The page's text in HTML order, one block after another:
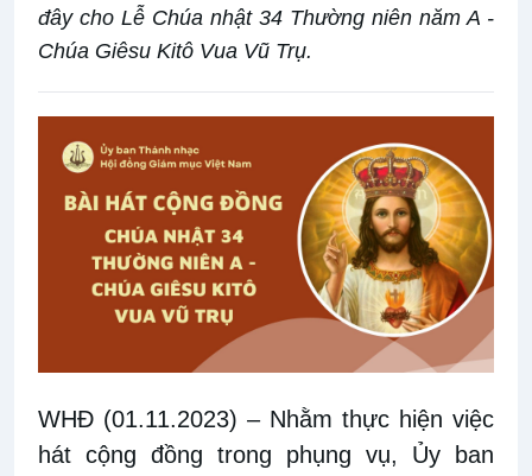
đây cho Lễ Chúa nhật 34 Thường niên năm A -
Chúa Giêsu Kitô Vua Vũ Trụ.
WHĐ (01.11.2023) – Nhằm thực hiện việc
hát cộng đồng trong phụng vụ, Ủy ban